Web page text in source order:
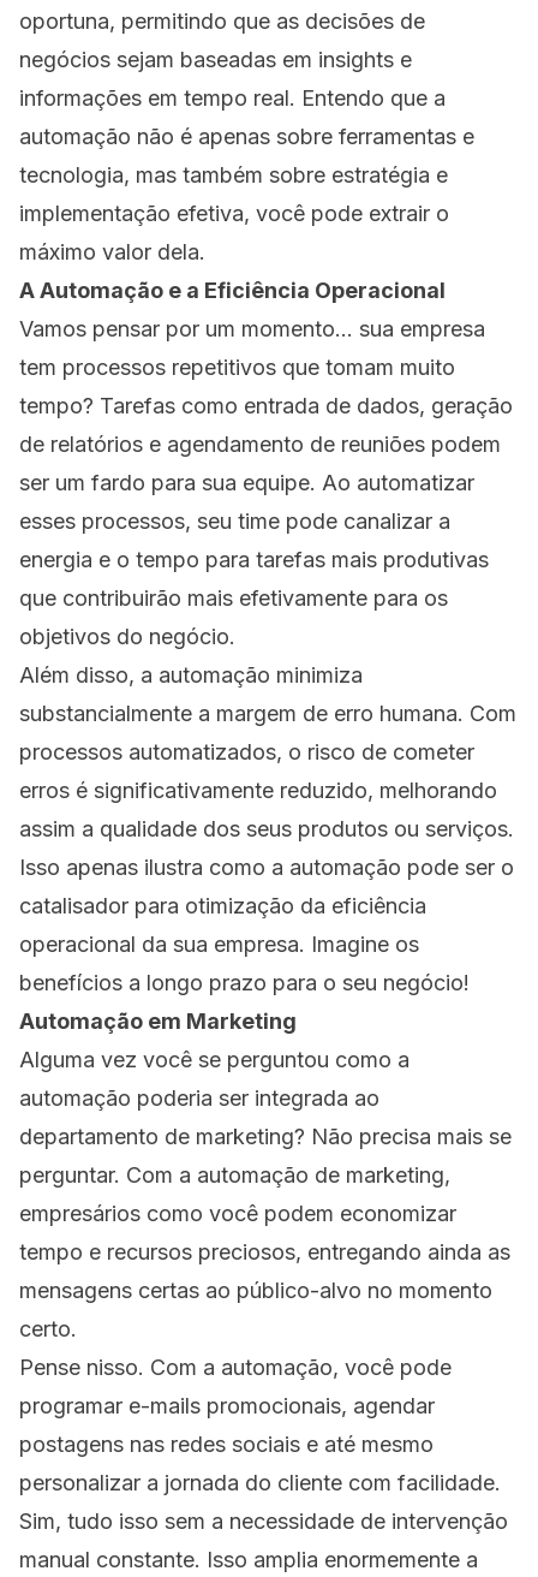
oportuna, permitindo que as decisões de
negócios sejam baseadas em insights e
informações em tempo real. Entendo que a
automação não é apenas sobre ferramentas e
tecnologia, mas também sobre estratégia e
implementação efetiva, você pode extrair o
máximo valor dela.
A Automação e a Eficiência Operacional
Vamos pensar por um momento... sua empresa
tem processos repetitivos que tomam muito
tempo? Tarefas como entrada de dados, geração
de relatórios e agendamento de reuniões podem
ser um fardo para sua equipe. Ao automatizar
esses processos, seu time pode canalizar a
energia e o tempo para tarefas mais produtivas
que contribuirão mais efetivamente para os
objetivos do negócio.
Além disso, a automação minimiza
substancialmente a margem de erro humana. Com
processos automatizados, o risco de cometer
erros é significativamente reduzido, melhorando
assim a qualidade dos seus produtos ou serviços.
Isso apenas ilustra como a automação pode ser o
catalisador para otimização da eficiência
operacional da sua empresa. Imagine os
benefícios a longo prazo para o seu negócio!
Automação em Marketing
Alguma vez você se perguntou como a
automação poderia ser integrada ao
departamento de marketing? Não precisa mais se
perguntar. Com a automação de marketing,
empresários como você podem economizar
tempo e recursos preciosos, entregando ainda as
mensagens certas ao público-alvo no momento
certo.
Pense nisso. Com a automação, você pode
programar e-mails promocionais, agendar
postagens nas redes sociais e até mesmo
personalizar a jornada do cliente com facilidade.
Sim, tudo isso sem a necessidade de intervenção
manual constante. Isso amplia enormemente a